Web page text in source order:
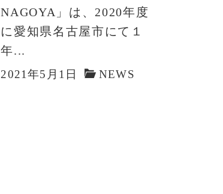
NAGOYA」は、2020年度
に愛知県名古屋市にて１
年...
2021年5月1日 NEWS